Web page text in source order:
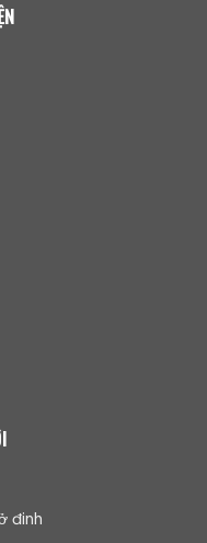
đinh